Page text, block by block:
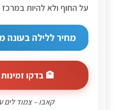
על החוף ולא להיות
מחיר ללילה בעונה
🏨 בדקו
קאבו – צמוד לים